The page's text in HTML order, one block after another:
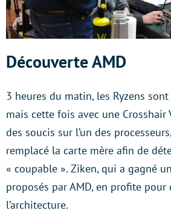
Découverte AMD
3 heures du matin, les Ryzens
mais cette fois avec une Crosshair
des soucis sur l’un des
remplacé la carte mère afin de
« coupable ». Ziken, qui a gagné
proposés par AMD, en profite pour
l’architecture.